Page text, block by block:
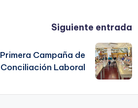
Siguiente entrada
Primera Campaña de
Conciliación Laboral